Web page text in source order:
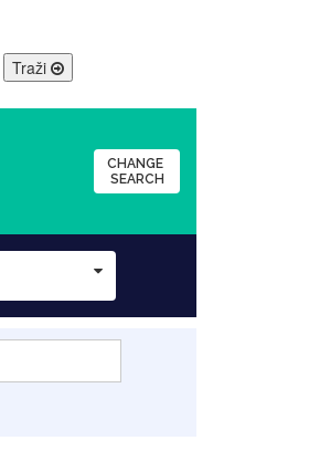
Traži
CHANGE
SEARCH